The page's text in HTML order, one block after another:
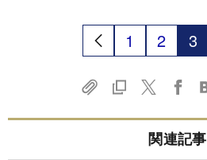
1 2 3
関連記事